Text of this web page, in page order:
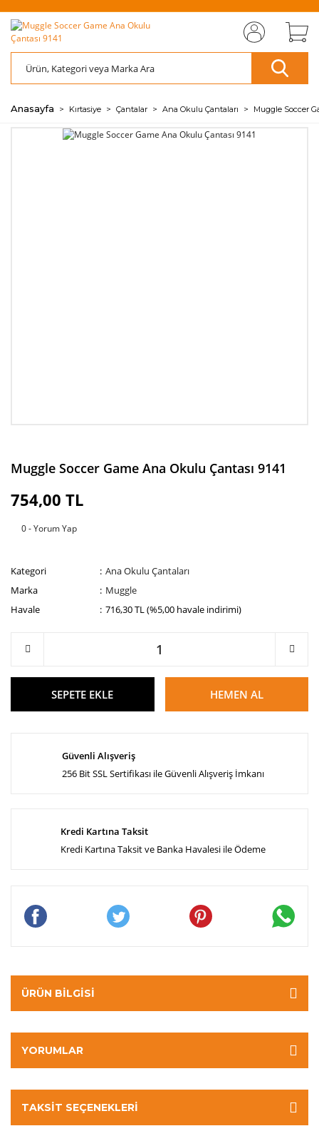
🖱️
KARGO
📦
AZ
ÖDE
💰
ZİYARET EDİN
KARGO
AZ
ÖDE
💰
Anasayfa Kırtasiye Çantalar Ana Okulu Çantaları Muggle Soccer
Muggle Soccer Game Ana Okulu Çantası 9141
754,00 TL
0 - Yorum Yap
Kategori
Ana Okulu Çantaları
Marka
Muggle
Havale
716,30 TL (%5,00 havale indirimi)
SEPETE EKLE HEMEN AL
Güvenli Alışveriş
256 Bit SSL Sertifikası ile Güvenli Alışveriş İmkanı
Kredi Kartına Taksit
Kredi Kartına Taksit ve Banka Havalesi ile Ödeme
ÜRÜN BILGISI
YORUMLAR
TAKSIT SEÇENEKLERI